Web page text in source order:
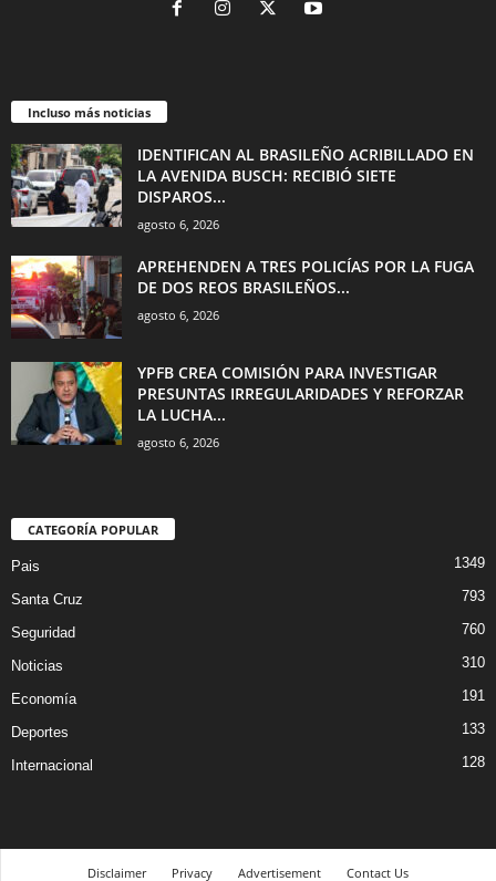
Incluso más noticias
IDENTIFICAN AL BRASILEÑO ACRIBILLADO EN
LA AVENIDA BUSCH: RECIBIÓ SIETE
DISPAROS...
agosto 6, 2026
APREHENDEN A TRES POLICÍAS POR LA FUGA
DE DOS REOS BRASILEÑOS...
agosto 6, 2026
YPFB CREA COMISIÓN PARA INVESTIGAR
PRESUNTAS IRREGULARIDADES Y REFORZAR
LA LUCHA...
agosto 6, 2026
CATEGORÍA POPULAR
Pais 1349
Santa Cruz 793
Seguridad 760
Noticias 310
Economía 191
Deportes 133
Internacional 128
Disclaimer Privacy Advertisement Contact Us